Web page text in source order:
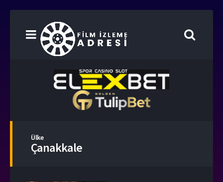
Ülke
Çanakkale